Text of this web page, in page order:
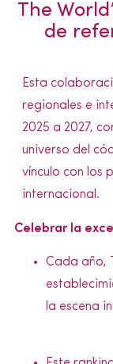
The
de
Esta
regionales e
2025 a 2027,
universo del
vínculo con los
internacional.
Celebrar la
Cada año,
la escena